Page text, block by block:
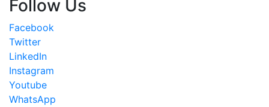
Follow Us
Facebook
Twitter
LinkedIn
Instagram
Youtube
WhatsApp